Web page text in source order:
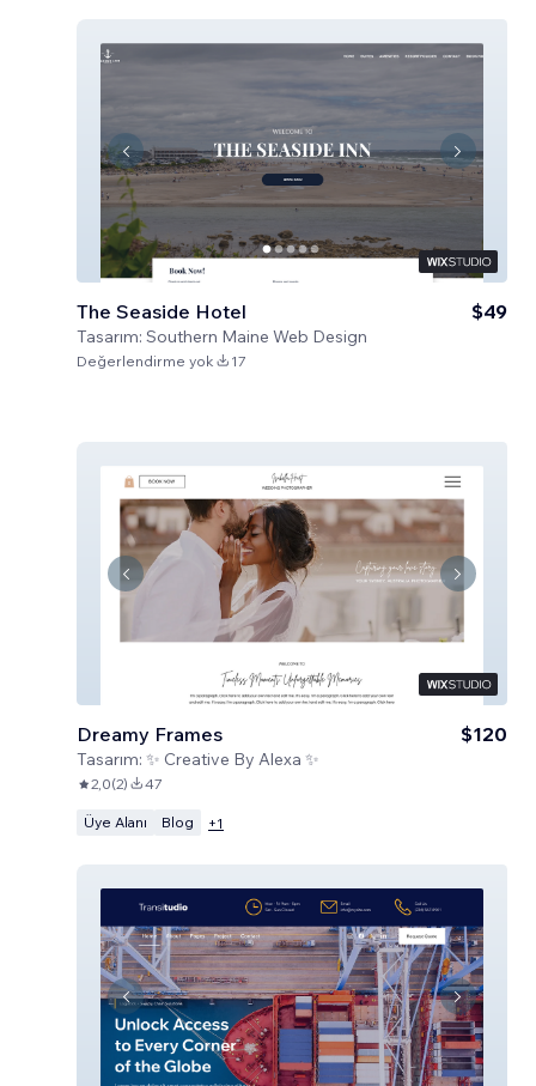
The Seaside Hotel
Tasarım: Southern Maine Web Design
$49
Değerlendirme yok 17
Dreamy Frames
Tasarım: ✨ Creative By Alexa ✨
$120
2,0(2) 47
Üye Alanı Blog +1